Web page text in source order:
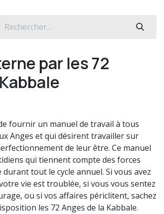
par les 72
fournir un manuel de travail à tous
Anges et qui désirent travailler sur
de leur être. Ce manuel
qui tiennent compte des forces
durant tout le cycle annuel. Si vous avez
vie est troublée, si vous vous sentez
ou si vos affaires périclitent, sachez
les 72 Anges de la Kabbale.